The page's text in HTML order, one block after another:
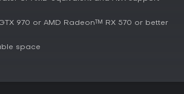
a expansão oferece uma experiência
constantes, embora o suporte
ativa.
970 or AMD Radeon™ RX 570 or better
space